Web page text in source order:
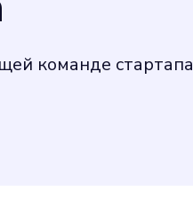
команде стартапа